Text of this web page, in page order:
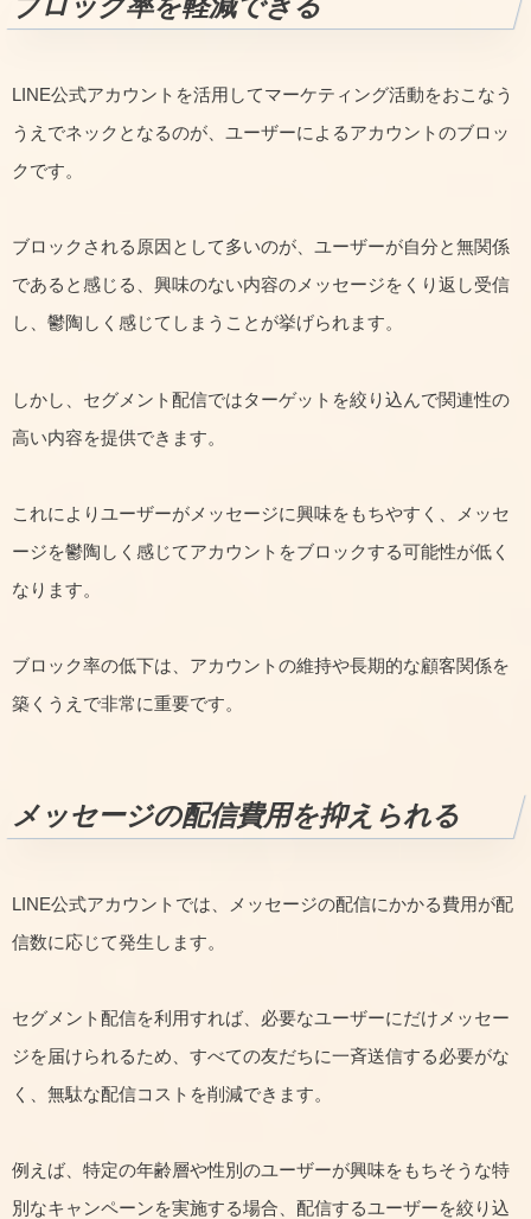
ブロック率を軽減できる
LINE公式アカウントを活用してマーケティング活動をおこなう
うえでネックとなるのが、ユーザーによるアカウントのブロッ
クです。
ブロックされる原因として多いのが、ユーザーが自分と無関係
であると感じる、興味のない内容のメッセージをくり返し受信
し、鬱陶しく感じてしまうことが挙げられます。
しかし、セグメント配信ではターゲットを絞り込んで関連性の
高い内容を提供できます。
これによりユーザーがメッセージに興味をもちやすく、メッセ
ージを鬱陶しく感じてアカウントをブロックする可能性が低く
なります。
ブロック率の低下は、アカウントの維持や長期的な顧客関係を
築くうえで非常に重要です。
メッセージの配信費用を抑えられる
LINE公式アカウントでは、メッセージの配信にかかる費用が配
信数に応じて発生します。
セグメント配信を利用すれば、必要なユーザーにだけメッセー
ジを届けられるため、すべての友だちに一斉送信する必要がな
く、無駄な配信コストを削減できます。
例えば、特定の年齢層や性別のユーザーが興味をもちそうな特
別なキャンペーンを実施する場合、配信するユーザーを絞り込